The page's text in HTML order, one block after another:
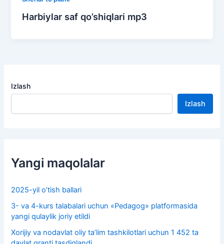
Harbiylar saf qo’shiqlari mp3
Izlash
Izlash
Yangi maqolalar
2025-yil o’tish ballari
3- va 4-kurs talabalari uchun «Pedagog» platformasida
yangi qulaylik joriy etildi
Xorijiy va nodavlat oliy taʼlim tashkilotlari uchun 1 452 ta